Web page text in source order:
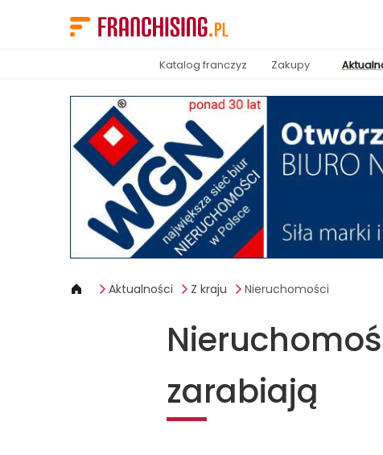
Katalog franczyz Zakupy
Aktualności Z kraju Nieruchomości
zarabiają